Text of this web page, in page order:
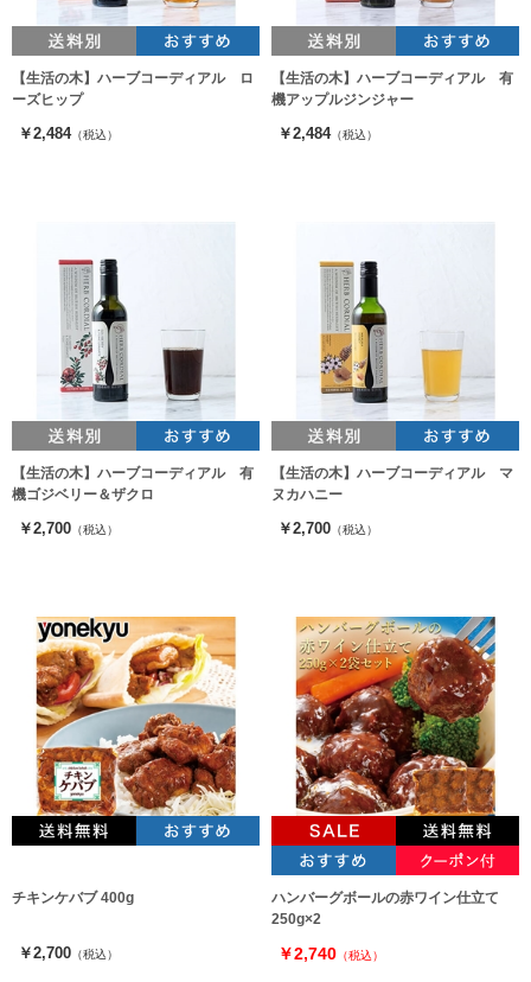
【生活の木】ハーブコーディアル ロ
ーズヒップ
￥2,484（税込）
【生活の木】ハーブコーディアル 有
機アップルジンジャー
￥2,484（税込）
【生活の木】ハーブコーディアル 有
機ゴジベリー＆ザクロ
￥2,700 （税込）
【生活の木】ハーブコーディアル マ
ヌカハニー
￥2,700 （税込）
チキンケバブ 400g
￥2,700 （税込）
ハンバーグボールの赤ワイン仕立て
250g×2
￥2,740 （税込）